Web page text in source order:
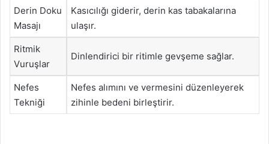
Derin Doku
Masajı
Kasıcılığı giderir, derin kas tabakalarına
ulaşır.
Ritmik
Vuruşlar
Dinlendirici bir ritimle gevşeme sağlar.
Nefes
Tekniği
Nefes alımını ve vermesini düzenleyerek
zihinle bedeni birleştirir.